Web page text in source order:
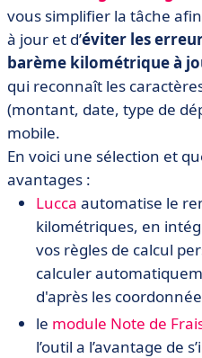
vous simplifier la tâche
à jour et d’éviter les
barème kilométrique à
qui reconnaît les
(montant, date, type de
mobile.
En voici une sélection et
avantages :
Lucca automatise le
kilométriques, en
vos règles de calcul
calculer
d'après les
le module Note de
l’outil a l’avantage de